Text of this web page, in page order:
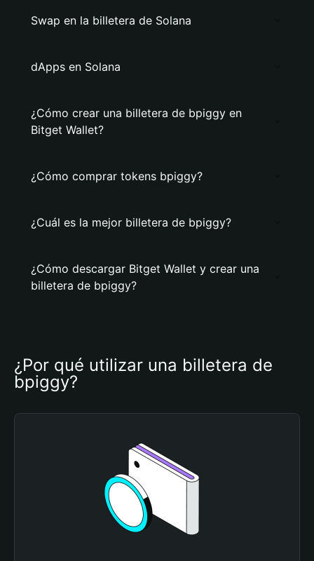
Swap en la billetera de Solana
dApps en Solana
¿Cómo crear una billetera de bpiggy en
Bitget Wallet?
¿Cómo comprar tokens bpiggy?
¿Cuál es la mejor billetera de bpiggy?
¿Cómo descargar Bitget Wallet y crear una
billetera de bpiggy?
¿Por qué utilizar una billetera de
bpiggy?